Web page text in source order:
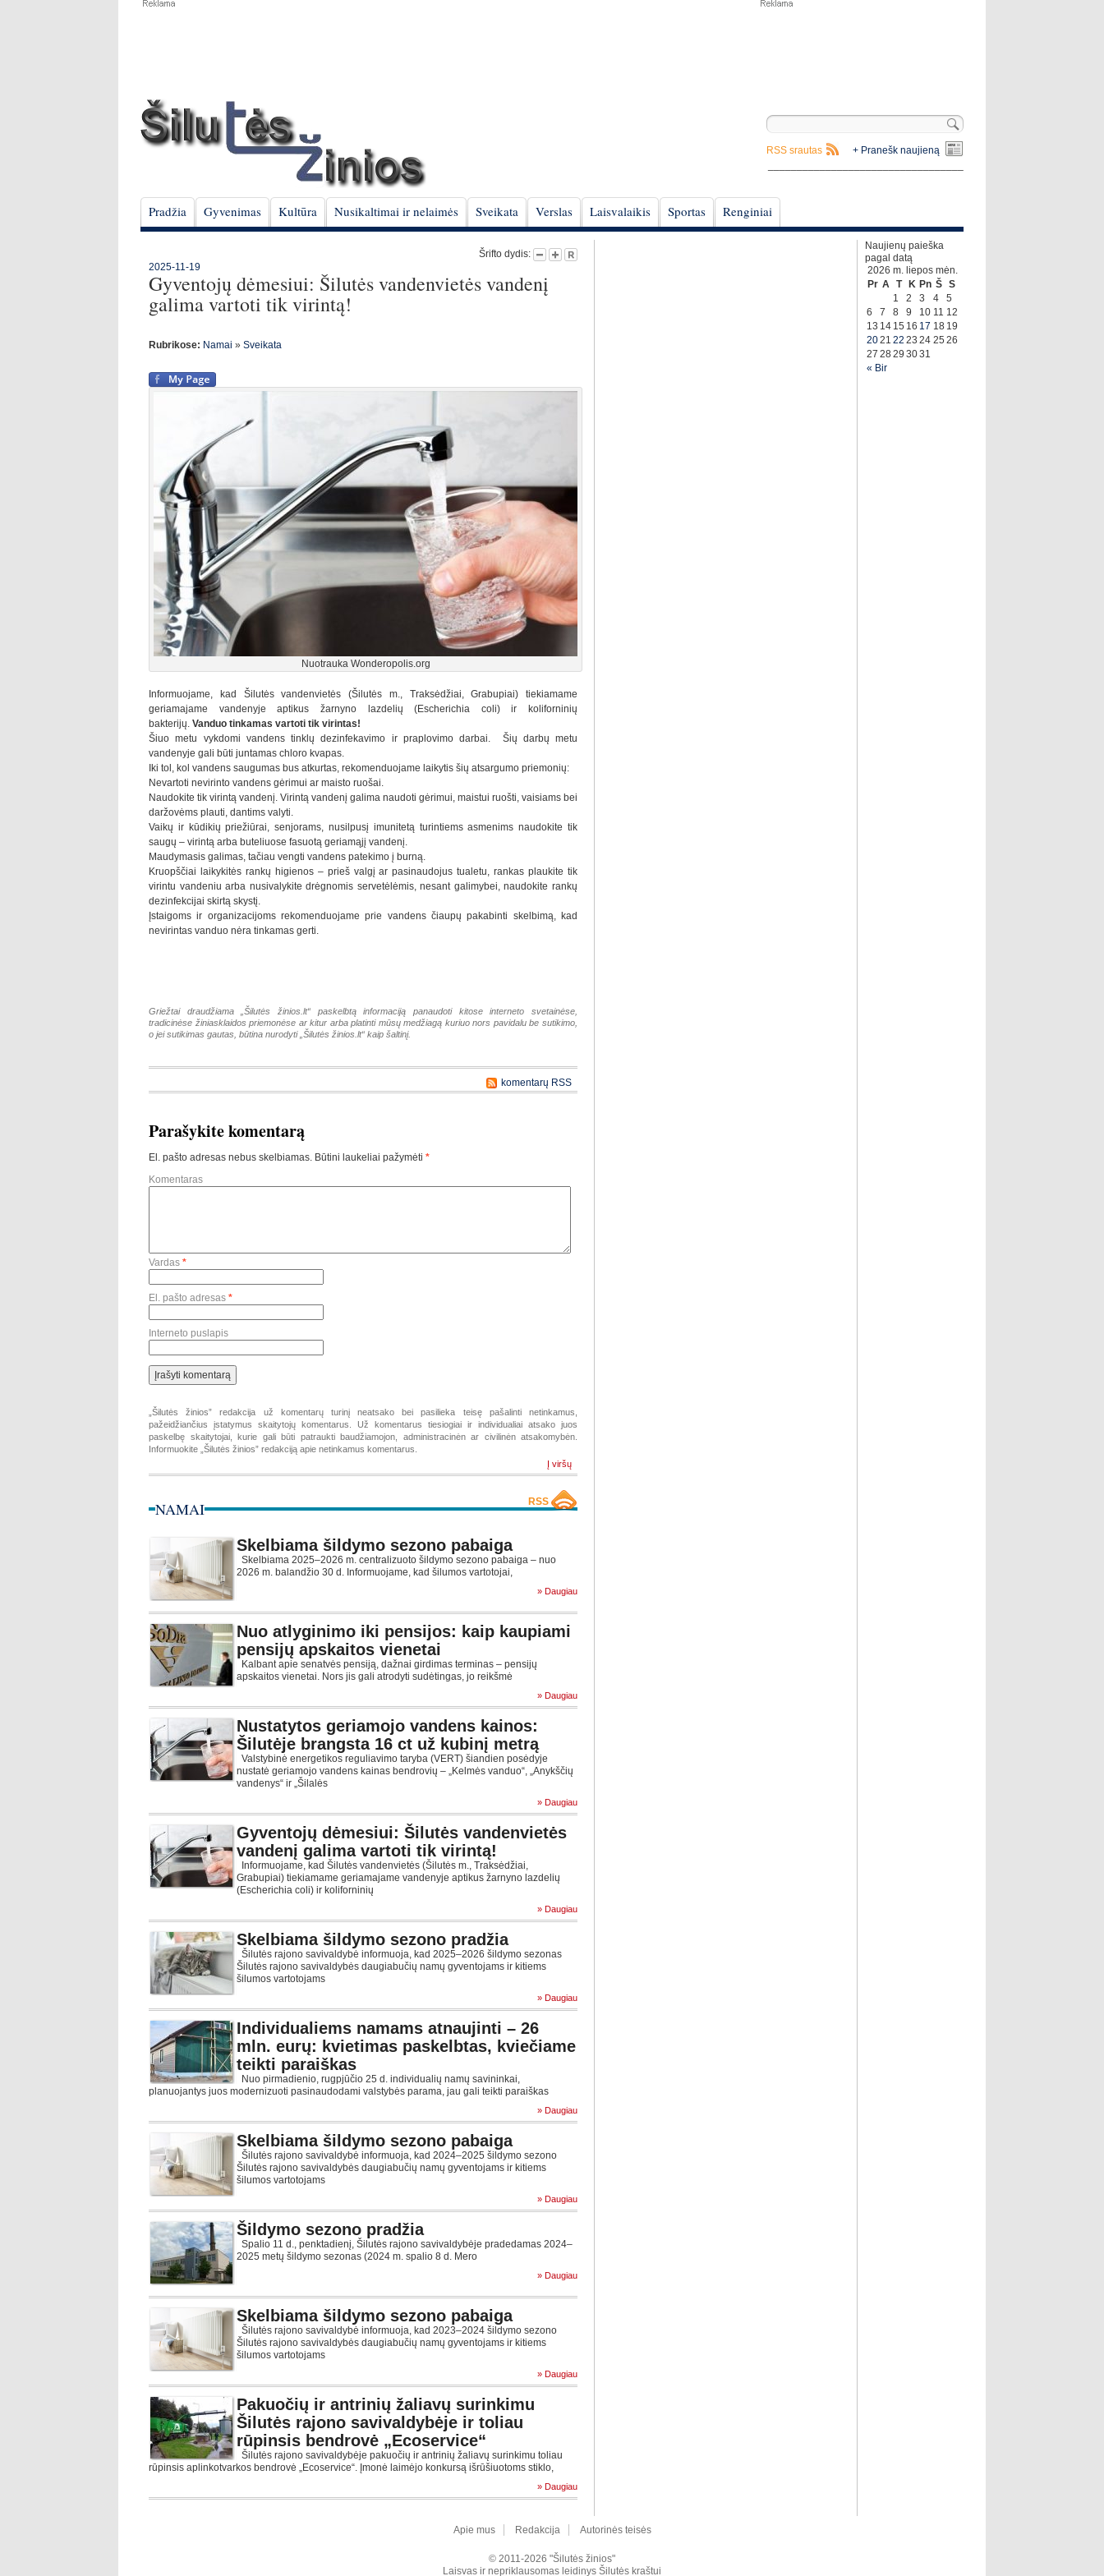
+ Pranešk naujieną
RSS srautas
Pradžia Gyvenimas Kultūra Nusikaltimai ir nelaimės Sveikata Verslas Laisvalaikis Sportas Renginiai
Šrifto dydis:
2025-11-19
Gyventojų dėmesiui: Šilutės vandenvietės vandenį
galima vartoti tik virintą!
Rubrikose: Namai » Sveikata
Nuotrauka Wonderopolis.org
Informuojame, kad Šilutės vandenvietės (Šilutės m., Traksėdžiai, Grabupiai) tiekiamame
geriamajame vandenyje aptikus žarnyno lazdelių (Escherichia coli) ir koliforninių
bakterijų. Vanduo tinkamas vartoti tik virintas!
Šiuo metu vykdomi vandens tinklų dezinfekavimo ir praplovimo darbai. Šių darbų metu
vandenyje gali būti juntamas chloro kvapas.
Iki tol, kol vandens saugumas bus atkurtas, rekomenduojame laikytis šių atsargumo priemonių:
Nevartoti nevirinto vandens gėrimui ar maisto ruošai.
Naudokite tik virintą vandenį. Virintą vandenį galima naudoti gėrimui, maistui ruošti, vaisiams bei
daržovėms plauti, dantims valyti.
Vaikų ir kūdikių priežiūrai, senjorams, nusilpusį imunitetą turintiems asmenims naudokite tik
saugų – virintą arba buteliuose fasuotą geriamąjį vandenį.
Maudymasis galimas, tačiau vengti vandens patekimo į burną.
Kruopščiai laikykitės rankų higienos – prieš valgį ar pasinaudojus tualetu, rankas plaukite tik
virintu vandeniu arba nusivalykite drėgnomis servetėlėmis, nesant galimybei, naudokite rankų
dezinfekcijai skirtą skystį.
Įstaigoms ir organizacijoms rekomenduojame prie vandens čiaupų pakabinti skelbimą, kad
nevirintas vanduo nėra tinkamas gerti.
Griežtai draudžiama „Šilutės žinios.lt“ paskelbtą informaciją panaudoti kitose interneto svetainėse,
tradicinėse žiniasklaidos priemonėse ar kitur arba platinti mūsų medžiagą kuriuo nors pavidalu be sutikimo,
o jei sutikimas gautas, būtina nurodyti „Šilutės žinios.lt“ kaip šaltinį.
komentarų RSS
Parašykite komentarą
El. pašto adresas nebus skelbiamas. Būtini laukeliai pažymėti *
Komentaras
Vardas *
El. pašto adresas *
Interneto puslapis
„Šilutės žinios” redakcija už komentarų turinį neatsako bei pasilieka teisę pašalinti netinkamus,
pažeidžiančius įstatymus skaitytojų komentarus. Už komentarus tiesiogiai ir individualiai atsako juos
paskelbę skaitytojai, kurie gali būti patraukti baudžiamojon, administracinėn ar civilinėn atsakomybėn.
Informuokite „Šilutės žinios” redakciją apie netinkamus komentarus.
Į viršų
NAMAI RSS
Skelbiama šildymo sezono pabaiga
Skelbiama 2025–2026 m. centralizuoto šildymo sezono pabaiga – nuo
2026 m. balandžio 30 d. Informuojame, kad šilumos vartotojai,
» Daugiau
Nuo atlyginimo iki pensijos: kaip kaupiami
pensijų apskaitos vienetai
Kalbant apie senatvės pensiją, dažnai girdimas terminas – pensijų
apskaitos vienetai. Nors jis gali atrodyti sudėtingas, jo reikšmė
» Daugiau
Nustatytos geriamojo vandens kainos:
Šilutėje brangsta 16 ct už kubinį metrą
Valstybinė energetikos reguliavimo taryba (VERT) šiandien posėdyje
nustatė geriamojo vandens kainas bendrovių ‒ „Kelmės vanduo“, „Anykščių
vandenys“ ir „Šilalės
» Daugiau
Gyventojų dėmesiui: Šilutės vandenvietės
vandenį galima vartoti tik virintą!
Informuojame, kad Šilutės vandenvietės (Šilutės m., Traksėdžiai,
Grabupiai) tiekiamame geriamajame vandenyje aptikus žarnyno lazdelių
(Escherichia coli) ir koliforninių
» Daugiau
Skelbiama šildymo sezono pradžia
Šilutės rajono savivaldybė informuoja, kad 2025–2026 šildymo sezonas
Šilutės rajono savivaldybės daugiabučių namų gyventojams ir kitiems
šilumos vartotojams
» Daugiau
Individualiems namams atnaujinti – 26
mln. eurų: kvietimas paskelbtas, kviečiame
teikti paraiškas
Nuo pirmadienio, rugpjūčio 25 d. individualių namų savininkai,
planuojantys juos modernizuoti pasinaudodami valstybės parama, jau gali teikti paraiškas
» Daugiau
Skelbiama šildymo sezono pabaiga
Šilutės rajono savivaldybė informuoja, kad 2024–2025 šildymo sezono
Šilutės rajono savivaldybės daugiabučių namų gyventojams ir kitiems
šilumos vartotojams
» Daugiau
Šildymo sezono pradžia
Spalio 11 d., penktadienį, Šilutės rajono savivaldybėje pradedamas 2024–
2025 metų šildymo sezonas (2024 m. spalio 8 d. Mero
» Daugiau
Skelbiama šildymo sezono pabaiga
Šilutės rajono savivaldybė informuoja, kad 2023–2024 šildymo sezono
Šilutės rajono savivaldybės daugiabučių namų gyventojams ir kitiems
šilumos vartotojams
» Daugiau
Pakuočių ir antrinių žaliavų surinkimu
Šilutės rajono savivaldybėje ir toliau
rūpinsis bendrovė „Ecoservice“
Šilutės rajono savivaldybėje pakuočių ir antrinių žaliavų surinkimu toliau
rūpinsis aplinkotvarkos bendrovė „Ecoservice“. Įmonė laimėjo konkursą išrūšiuotoms stiklo,
» Daugiau
Naujienų paieška
pagal datą
2026 m. liepos mėn.
Pr A T K Pn Š S
« Bir
1 2 3 4
5
6
7 8 9 10 11 12
13 14 15 16 17 18 19
2021 22 23 24 25 26
27 2829 3031
Apie mus Redakcija Autorinės teisės
© 2011-2026 "Šilutės žinios"
Laisvas ir nepriklausomas leidinys Šilutės kraštui